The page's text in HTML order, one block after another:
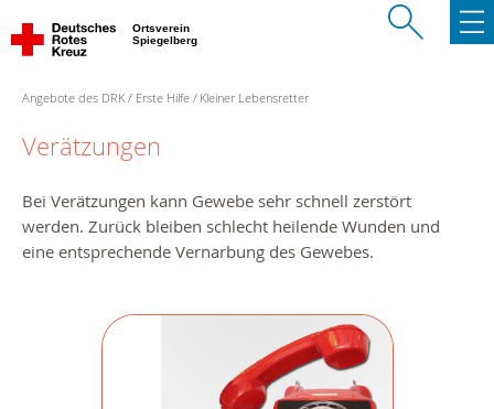
Ortsverein
Spiegelberg
Angebote des DRK Erste Hilfe Kleiner Lebensretter
Verätzungen
Bei Verätzungen kann Gewebe sehr schnell zerstört
werden. Zurück bleiben schlecht heilende Wunden und
eine entsprechende Vernarbung des Gewebes.